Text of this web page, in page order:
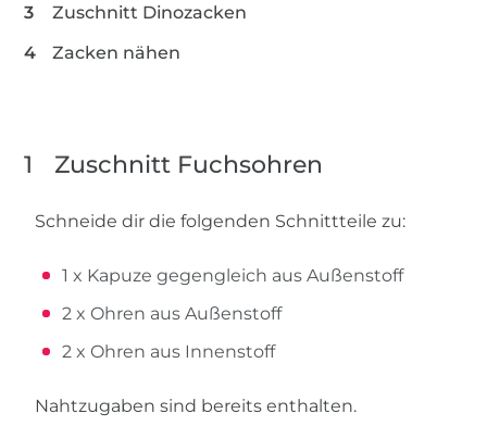
Zuschnitt Dinozacken
Zacken nähen
1 Zuschnitt Fuchsohren
Schneide dir die folgenden Schnittteile zu:
1 x Kapuze gegengleich aus Außenstoff
2 x Ohren aus Außenstoff
2 x Ohren aus Innenstoff
Nahtzugaben sind bereits enthalten.